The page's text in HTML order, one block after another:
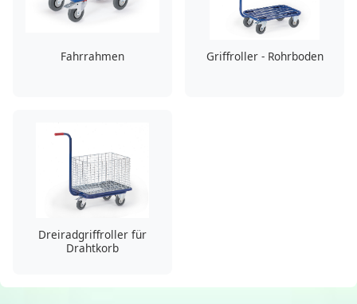
Fahrrahmen Griffroller - Rohrboden
Dreiradgriffroller für
Drahtkorb